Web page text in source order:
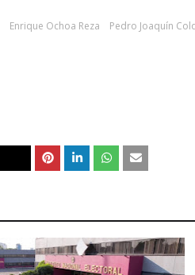
Enrique Ochoa Reza Pedro Joaquín